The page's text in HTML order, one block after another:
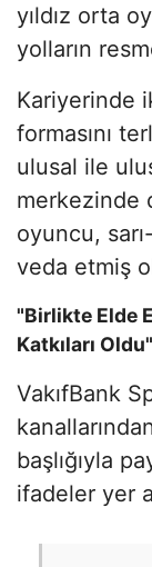
yıldız orta
yolların
Kariyerinde
formasını
ulusal ile
merkezinde
oyuncu,
veda etmiş
"Birlikte Elde
Katkıları Oldu"
VakıfBank
başlığıyla
ifadeler yer